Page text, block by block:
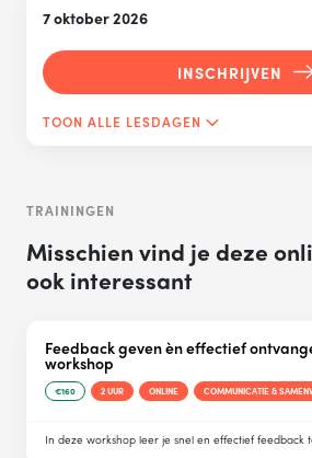
7 oktober 2026
INSCHRIJVEN
TOON ALLE LESDAGEN
TRAININGEN
Misschien vind je deze
ook interessant
Feedback geven èn effectief
workshop
€160 2 UUR ONLINE COMMUNICATIE &
In deze workshop leer je snel en effectief feedback